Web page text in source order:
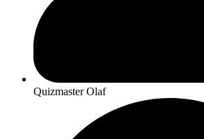
Quizmaster Olaf